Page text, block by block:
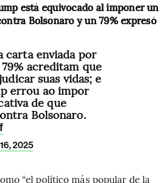
está equivocado al imponer un
Bolsonaro y un 79% expresó
carta enviada por
acreditam que
suas vidas; e
errou ao impor
de que
Bolsonaro.
2025
“el político más popular de la